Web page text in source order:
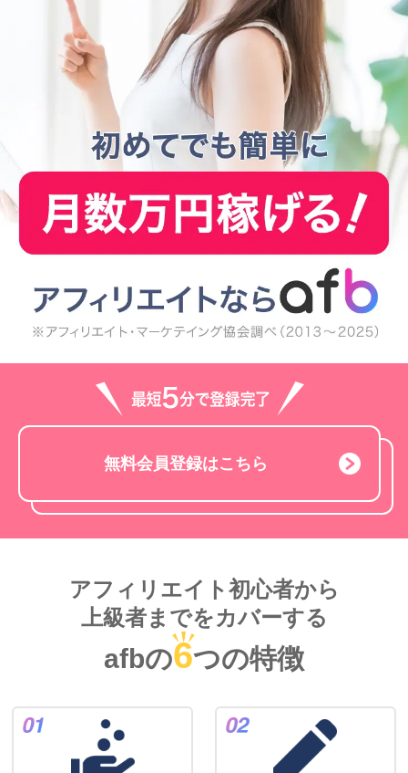
無料会員登録はこちら
アフィリエイト初心者から
上級者までをカバーする
afbの6つの特徴